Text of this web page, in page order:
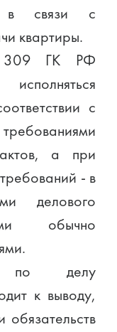
в связи с
квартиры.
309 ГК РФ
с
а при
- в
делового
обычно
по делу
к выводу,